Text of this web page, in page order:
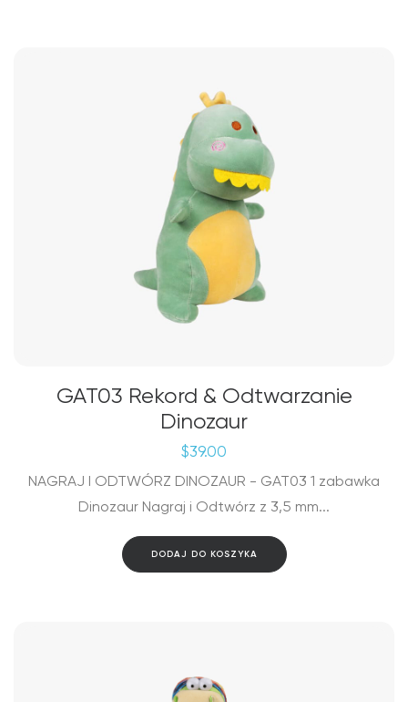
GAT03 Rekord & Odtwarzanie
Dinozaur
$39.00
NAGRAJ I ODTWÓRZ DINOZAUR - GAT03 1 zabawka
Dinozaur Nagraj i Odtwórz z 3,5 mm...
DODAJ DO KOSZYKA